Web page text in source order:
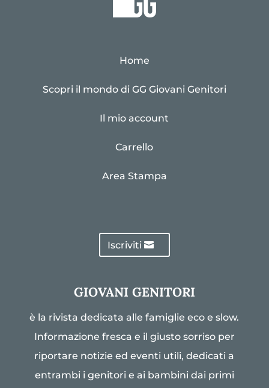
Home
Scopri il mondo di GG Giovani Genitori
Il mio account
Carrello
Area Stampa
Iscriviti
GIOVANI GENITORI
è la rivista dedicata alle famiglie eco e slow.
Informazione fresca e il giusto sorriso per
riportare notizie ed eventi utili, dedicati a
entrambi i genitori e ai bambini dai primi